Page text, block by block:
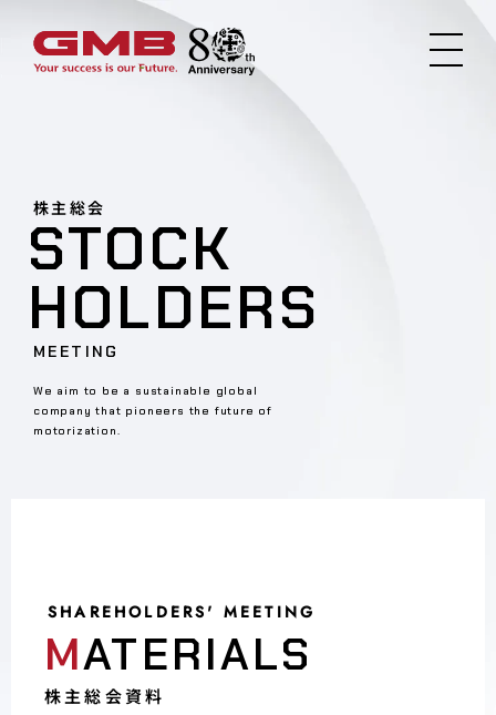
株主総会
STOCK
HOLDERS
MEETING
We aim to be a sustainable global
company that pioneers the future of
motorization.
MATERIALS
SHAREHOLDERS' MEETING
株主総会資料